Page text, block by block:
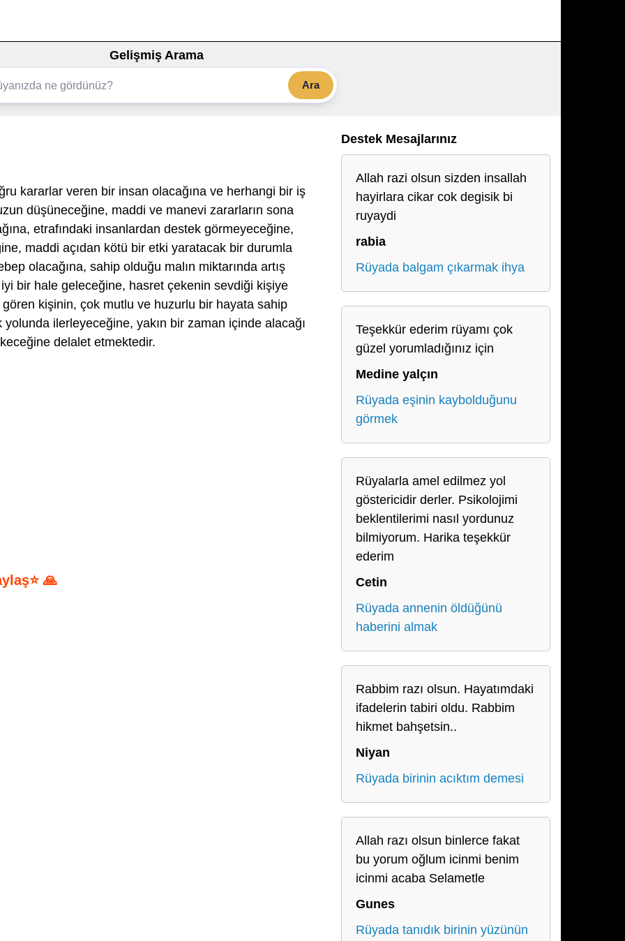
Gelişmiş Arama
Ara
kararlar veren bir insan olacağına ve herhangi bir iş
düşüneceğine, maddi ve manevi zararların sona
etrafındaki insanlardan destek görmeyeceğine,
maddi açıdan kötü bir etki yaratacak bir durumla
olacağına, sahip olduğu malın miktarında artış
bir hale geleceğine, hasret çekenin sevdiği kişiye
gören kişinin, çok mutlu ve huzurlu bir hayata sahip
yolunda ilerleyeceğine, yakın bir zaman içinde alacağı
delalet etmektedir.
🙏
Destek Mesajlarınız
Allah razi olsun sizden insallah
hayirlara cikar cok degisik bi
ruyaydi
rabia
Rüyada balgam çıkarmak ihya
Teşekkür ederim rüyamı çok
güzel yorumladığınız için
Medine yalçın
Rüyada eşinin kaybolduğunu
görmek
Rüyalarla amel edilmez yol
göstericidir derler. Psikolojimi
beklentilerimi nasıl yordunuz
bilmiyorum. Harika teşekkür
ederim
Cetin
Rüyada annenin öldüğünü
haberini almak
Rabbim razı olsun. Hayatımdaki
ifadelerin tabiri oldu. Rabbim
hikmet bahşetsin..
Niyan
Rüyada birinin acıktım demesi
Allah razı olsun binlerce fakat
bu yorum oğlum icinmi benim
icinmi acaba Selametle
Gunes
Rüyada tanıdık birinin yüzünün